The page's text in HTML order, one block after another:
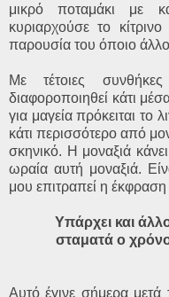
μικρό ποταμάκι με
κυριαρχούσε το
παρουσία του όποιο
Με τέτοιες
διαφοροποιηθεί κάτι
για μαγεία πρόκειται το
κάτι περισσότερο από
σκηνικό. Η μοναξιά
ωραία αυτή μοναξιά.
μου επιτραπεί η έκφραση
Υπάρχει και
σταματά ο
Αυτό έγινε σήμερα